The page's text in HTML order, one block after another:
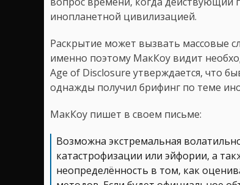
инопланетной цивилизацией.
Раскрытие может вызвать массовые
именно поэтому МакКоу видит
Age of Disclosure утверждается, что
однажды получил брифинг по теме
МакКоу пишет в своем письме:
Возможна экстремальная
катастрофизации или эйфории, а
неопределённость в том, как